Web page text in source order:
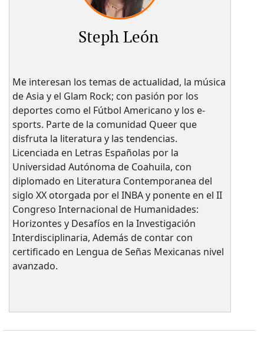
Steph León
Me interesan los temas de actualidad, la música
de Asia y el Glam Rock; con pasión por los
deportes como el Fútbol Americano y los e-
sports. Parte de la comunidad Queer que
disfruta la literatura y las tendencias.
Licenciada en Letras Españolas por la
Universidad Autónoma de Coahuila, con
diplomado en Literatura Contemporanea del
siglo XX otorgada por el INBA y ponente en el II
Congreso Internacional de Humanidades:
Horizontes y Desafíos en la Investigación
Interdisciplinaria, Además de contar con
certificado en Lengua de Señas Mexicanas nivel
avanzado.